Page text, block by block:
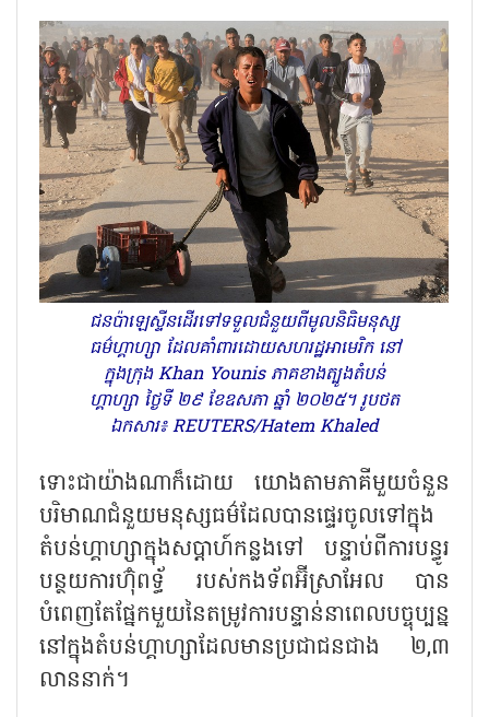
ជនប៉ាឡេស្ទីនដើរទៅទទួលជំនួយពីមូលនិធិមនុស្ស
ធម៌ហ្គាហ្សា ដែលគាំពារដោយសហរដ្ឋអាមេរិក នៅ
ក្នុងក្រុង Khan Younis ភាគខាងត្បូងតំបន់
ហ្គាហ្សា ថ្ងៃទី ២៩ ខែឧសភា ឆ្នាំ ២០២៥។ រូបថត
ឯកសារ៖ REUTERS/Hatem Khaled
ទោះជាយ៉ាងណាក៏ដោយ យោងតាមភាគីមួយចំនួន
បរិមាណជំនួយមនុស្សធម៌ដែលបានផ្ទេរចូលទៅក្នុង
តំបន់ហ្គាហ្សាក្នុងសប្តាហ៍កន្លងទៅ បន្ទាប់ពីការបន្ធូរ
បន្ថយការហ៊ុំពទ្ធ័ របស់កងទ័ពអ៊ីស្រាអែល បាន
បំពេញតែផ្នែកមួយនៃតម្រូវការបន្ទាន់នាពេលបច្ចុប្បន្ន
នៅក្នុងតំបន់ហ្គាហ្សាដែលមានប្រជាជនជាង ២,៣
លាននាក់។